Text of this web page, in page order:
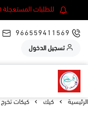
للطلبات المستعجلة ٠٥٩١٣٢٦٧١٦ المدينة و الرياض و دمام.
966559411569
تسجيل الدخول
الرئيسية كيك كيكات تخرج